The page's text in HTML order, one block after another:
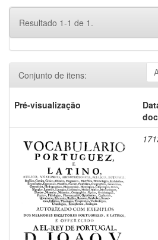
Resultado 1-1 de 1.
Conjunto de itens:
Pré-visualização